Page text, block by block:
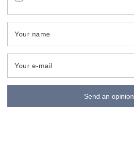
Your name
Your e-mail
Send an opinion